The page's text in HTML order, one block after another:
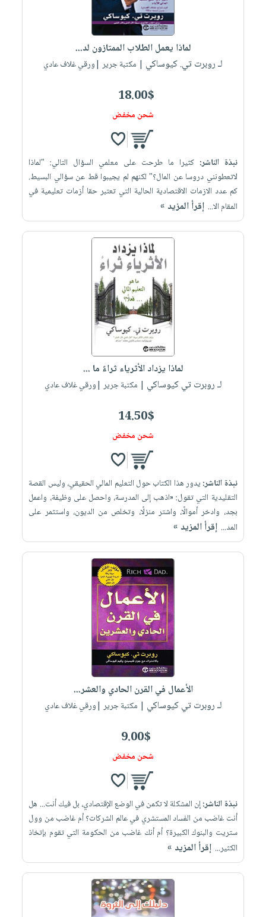
لماذا يعمل الطلاب الممتازون لد...
لـ روبرت تي. كيوساكي | مكتبة جرير |ورقي غلاف عادي
18.00$
شحن مخفض
نبذة الناشر:كثيرا ما طرحت على معلمي السؤال التالي: "لماذا
لاتعطونني دروسا عن المال؟" لكنهم لم يجيبوا قط عن سؤالي البسيط.
كم عدد الازمات الاقتصادية الحالية التي تعتبر حقا أزمات تعليمية في
المقام الا... إقرأ المزيد »
لماذا يزداد الأثرياء ثراءً ما ...
لـ روبرت تي كيوساكي | مكتبة جرير |ورقي غلاف عادي
14.50$
شحن مخفض
نبذة الناشر: يدور هذا الكتاب حول التعليم المالي الحقيقي، وليس القصة
التقليدية التي تقول: «اذهب إلى المدرسة، واحصل على وظيفة، واعمل
بجد، وادخر أموالًا، واشتر منزلًا، وتخلص من الديون، واستثمر على
المد... إقرأ المزيد »
الأعمال في القرن الحادي والعشر...
لـ روبرت تي كيوساكي | مكتبة جرير |ورقي غلاف عادي
9.00$
شحن مخفض
نبذة الناشر:إن المشكلة لا تكمن في الوضع الإقتصادي، بل فيك أنت... هل
أنت غاضب من الفساد المستشري في عالم الشركات؟ أم غاضب من وول
ستريت والبنوك الكبيرة؟ أم أنك غاضب من الحكومة التي تقوم بإتخاذ
الكثير... إقرأ المزيد »